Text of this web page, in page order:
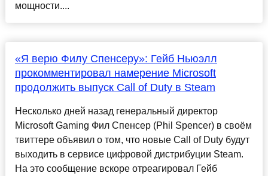
мощности....
«Я верю Филу Спенсеру»: Гейб Ньюэлл
прокомментировал намерение Microsoft
продолжить выпуск Call of Duty в Steam
Несколько дней назад генеральный директор
Microsoft Gaming Фил Спенсер (Phil Spencer) в своём
твиттере объявил о том, что новые Call of Duty будут
выходить в сервисе цифровой дистрибуции Steam.
На это сообщение вскоре отреагировал Гейб